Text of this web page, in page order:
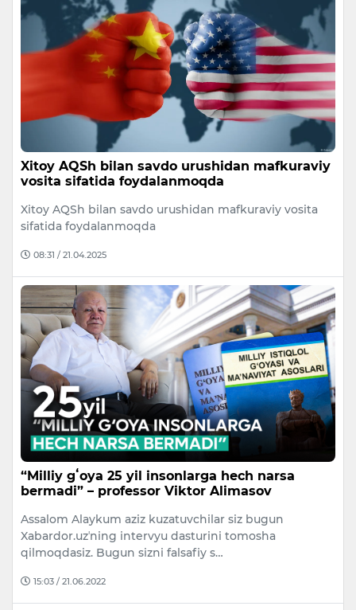
Xitoy AQSh bilan savdo urushidan mafkuraviy
vosita sifatida foydalanmoqda
Xitoy AQSh bilan savdo urushidan mafkuraviy vosita
sifatida foydalanmoqda
08:31 / 21.04.2025
“Milliy gʻoya 25 yil insonlarga hech narsa
bermadi” – professor Viktor Alimasov
Assalom Alaykum aziz kuzatuvchilar siz bugun
Xabardor.uzʼning intervyu dasturini tomosha
qilmoqdasiz. Bugun sizni falsafiy s…
15:03 / 21.06.2022